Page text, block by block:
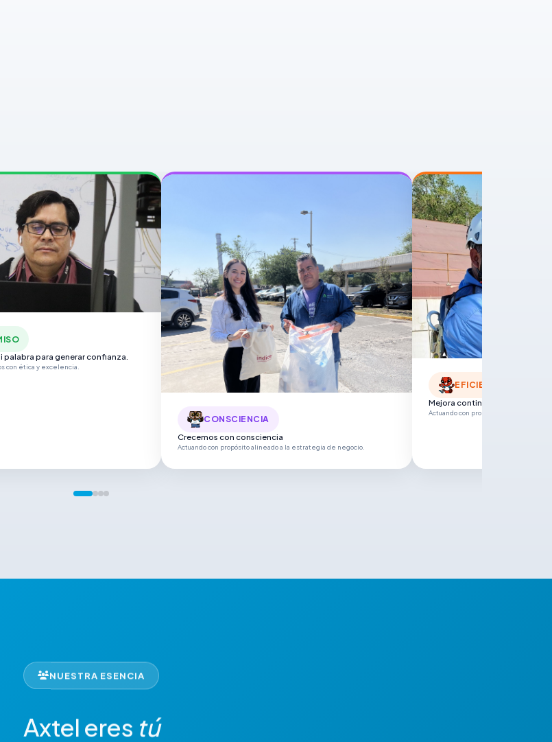
EFICIENCIA
Actuando con propósito alineado a la estrategia de negocio.
NUESTRA ESENCIA
Axtel eres tú